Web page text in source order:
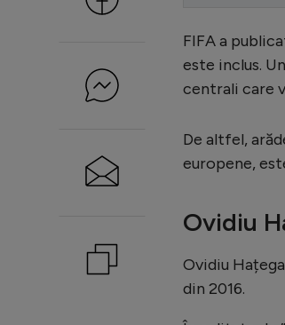
FIFA a
este inclus.
centrali care
De altfel,
europene,
Ovidiu
Ovidiu
din 2016.